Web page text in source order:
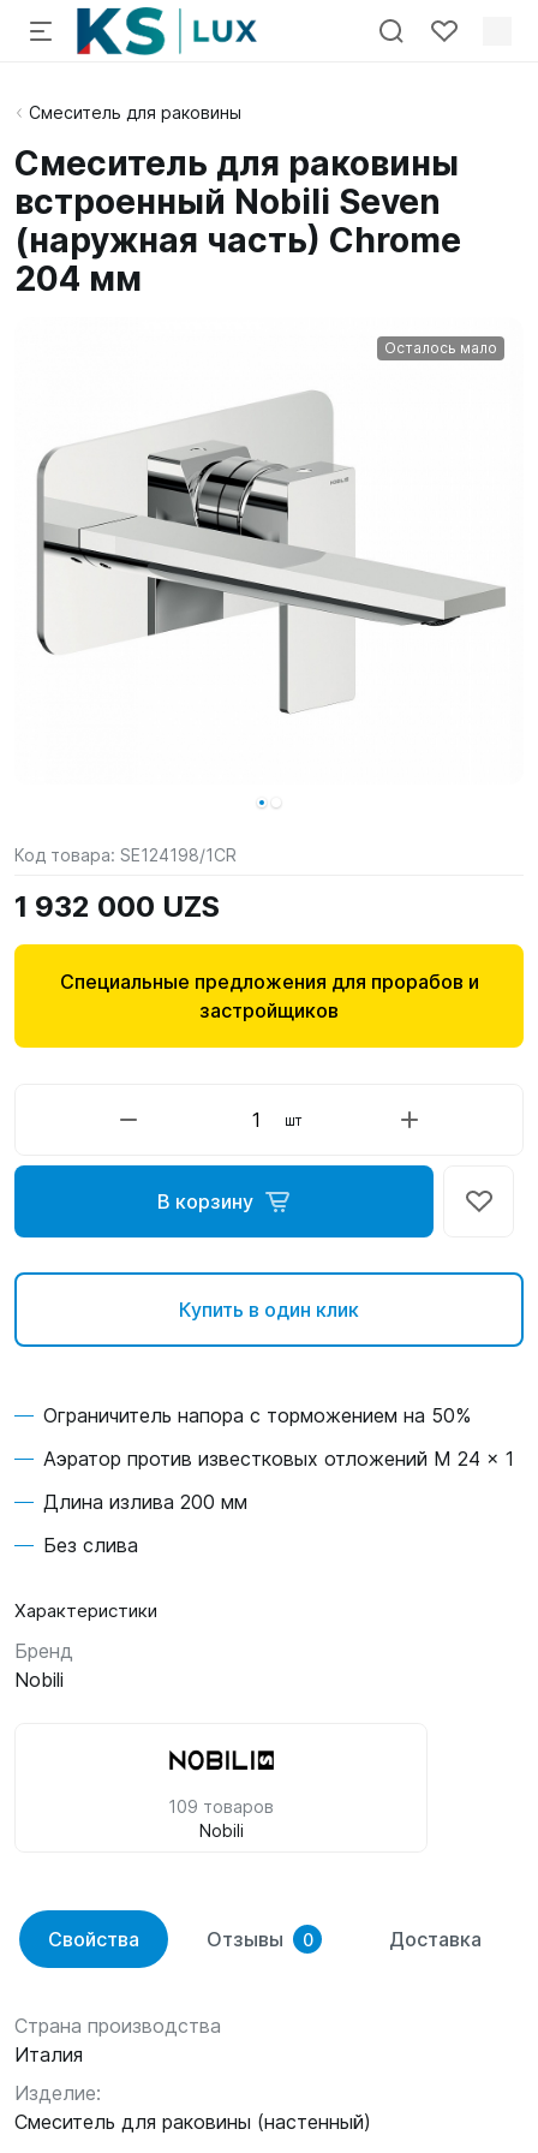
Смеситель для раковины
Смеситель для раковины
встроенный Nobili Seven
(наружная часть) Chrome
204 мм
Осталось мало
Код товара: SE124198/1CR
1 932 000 UZS
Специальные предложения для прорабов и
застройщиков
шт
В корзину
Купить в один клик
Ограничитель напора с торможением на 50%
Аэратор против известковых отложений M 24 x 1
Длина излива 200 мм
Без слива
Характеристики
Бренд
Nobili
109 товаров
Nobili
Свойства Отзывы 0 Доставка
Страна производства
Италия
Изделие:
Смеситель для раковины (настенный)